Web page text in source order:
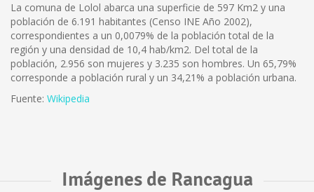
La comuna de Lolol abarca una superficie de 597 Km2 y una
población de 6.191 habitantes (Censo INE Año 2002),
correspondientes a un 0,0079% de la población total de la
región y una densidad de 10,4 hab/km2. Del total de la
población, 2.956 son mujeres y 3.235 son hombres. Un 65,79%
corresponde a población rural y un 34,21% a población urbana.
Fuente: Wikipedia
Imágenes de Rancagua